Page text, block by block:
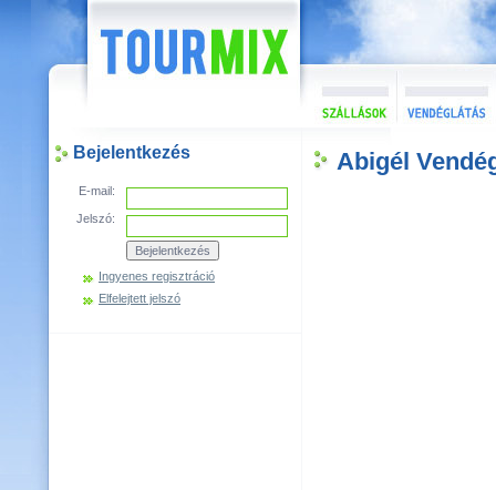
Bejelentkezés
E-mail:
Jelszó:
Ingyenes regisztráció
Elfelejtett jelszó
Abigél